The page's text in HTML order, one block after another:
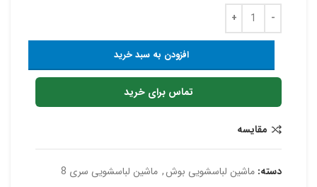
افزودن به سبد خرید
تماس برای خرید
مقایسه
دسته: ماشین لباسشویی بوش, ماشین لباسشویی سری 8